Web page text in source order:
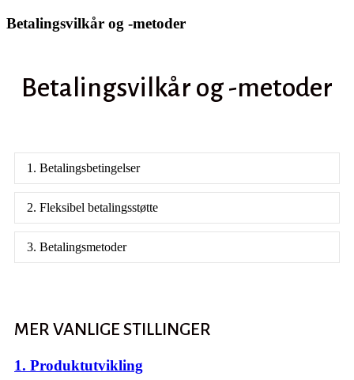
Betalingsvilkår og -metoder
Betalingsvilkår og -metoder
1. Betalingsbetingelser
2. Fleksibel betalingsstøtte
3. Betalingsmetoder
MER VANLIGE STILLINGER
1. Produktutvikling